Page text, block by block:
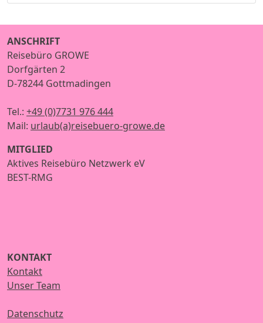
ANSCHRIFT
Reisebüro GROWE
Dorfgärten 2
D-78244 Gottmadingen
Tel.: +49 (0)7731 976 444
Mail: urlaub(a)reisebuero-growe.de
MITGLIED
Aktives Reisebüro Netzwerk eV
BEST-RMG
KONTAKT
Kontakt
Unser Team
Datenschutz